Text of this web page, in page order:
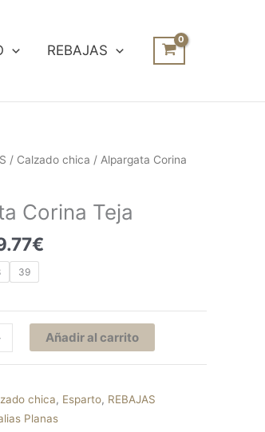
REBAJAS
/ Calzado chica / Alpargata Corina
Corina Teja
€
El
es:
19.77€.
39
Añadir al carrito
chica, Esparto, REBAJAS
Planas